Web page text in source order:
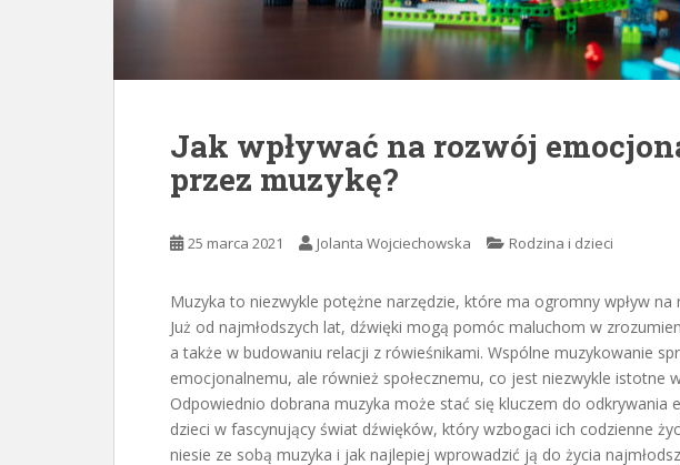
Jak wpływać na rozwój
przez muzykę?
25 marca 2021 Jolanta Wojciechowska Rodzina i dzieci
Muzyka to niezwykle potężne narzędzie, które ma ogromny wpływ
Już od najmłodszych lat, dźwięki mogą pomóc maluchom w
a także w budowaniu relacji z rówieśnikami. Wspólne muzykowanie
emocjonalnemu, ale również społecznemu, co jest niezwykle istotne
Odpowiednio dobrana muzyka może stać się kluczem do odkrywania
dzieci w fascynujący świat dźwięków, który wzbogaci ich codzienne
niesie ze sobą muzyka i jak najlepiej wprowadzić ją do życia